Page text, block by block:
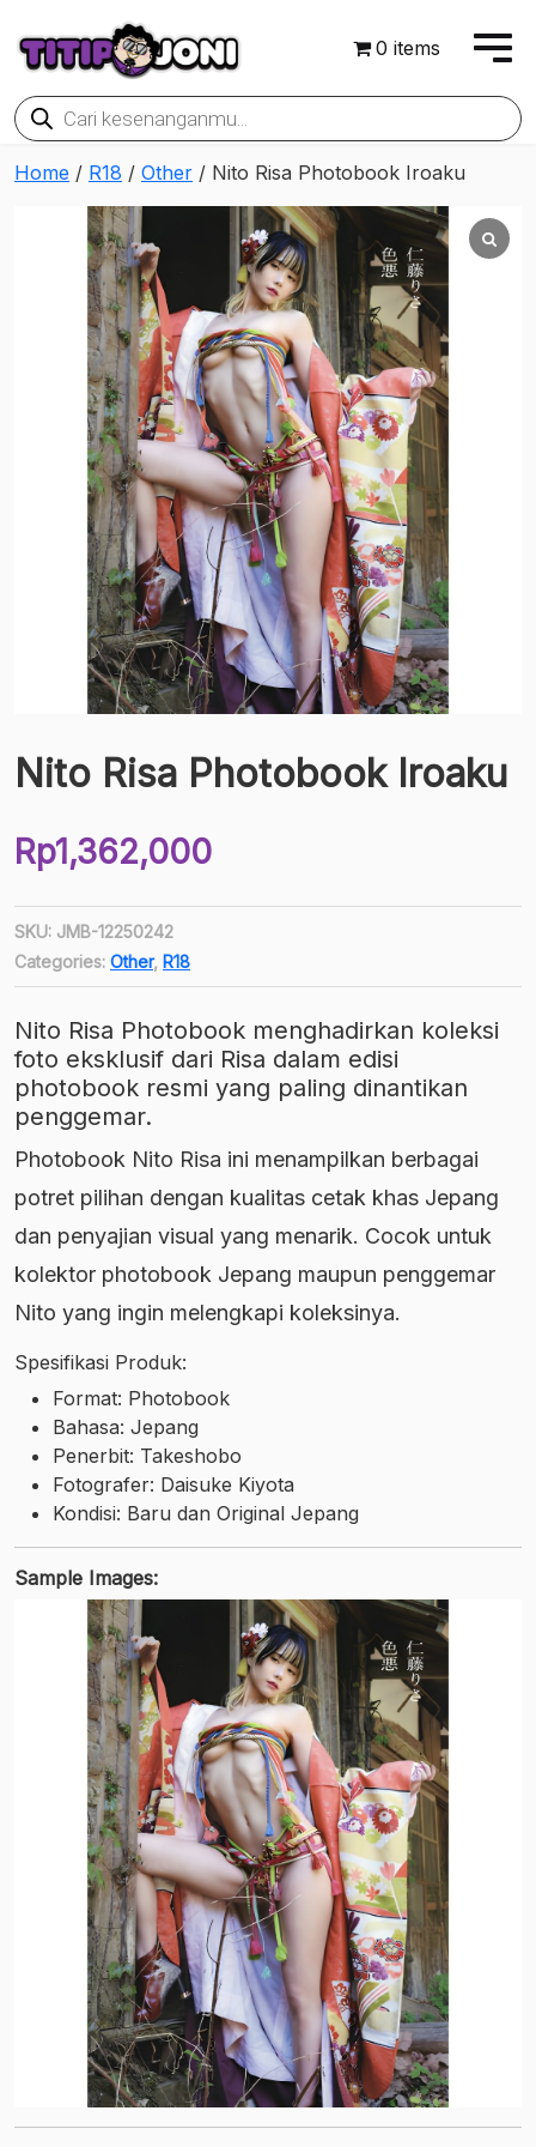
0 items
Products
search
Home / R18 / Other / Nito Risa Photobook Iroaku
Nito Risa Photobook Iroaku
Rp1,362,000
SKU: JMB-12250242
Categories: Other, R18
Nito Risa Photobook menghadirkan koleksi
foto eksklusif dari Risa dalam edisi
photobook resmi yang paling dinantikan
penggemar.
Photobook Nito Risa ini menampilkan berbagai
potret pilihan dengan kualitas cetak khas Jepang
dan penyajian visual yang menarik. Cocok untuk
kolektor photobook Jepang maupun penggemar
Nito yang ingin melengkapi koleksinya.
Spesifikasi Produk:
Format: Photobook
Bahasa: Jepang
Penerbit: Takeshobo
Fotografer: Daisuke Kiyota
Kondisi: Baru dan Original Jepang
Sample Images: